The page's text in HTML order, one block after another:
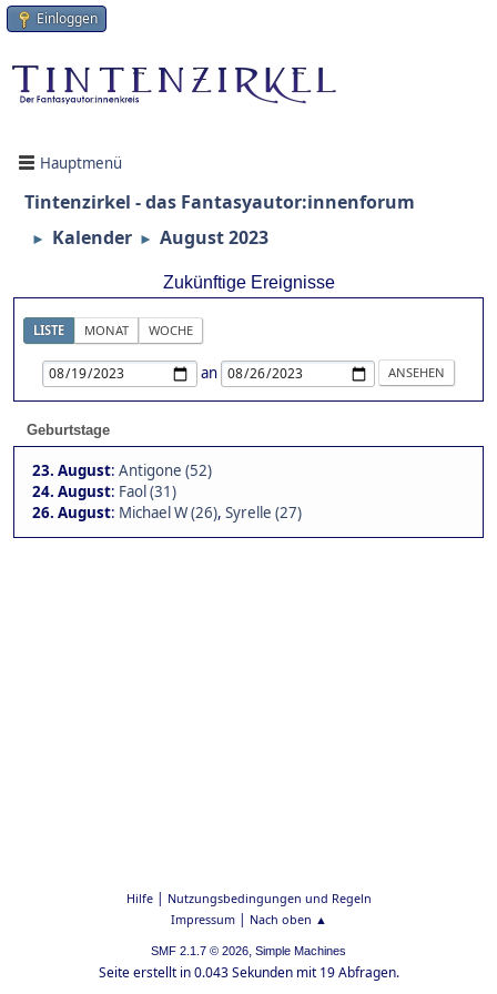
Einloggen
Hauptmenü
Tintenzirkel - das Fantasyautor:innenforum
► Kalender ► August 2023
Zukünftige Ereignisse
LISTE MONAT WOCHE
an
Geburtstage
23. August: Antigone (52)
24. August: Faol (31)
26. August: Michael W (26), Syrelle (27)
Hilfe| Nutzungsbedingungen und Regeln
Impressum| Nach oben ▲
SMF 2.1.7 © 2026, Simple Machines
Seite erstellt in 0.043 Sekunden mit 19 Abfragen.